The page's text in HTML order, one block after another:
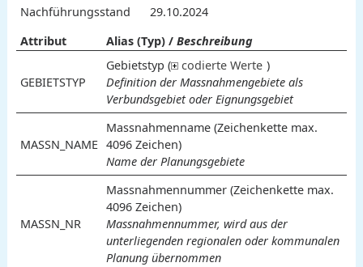
Nachführungsstand
29.10.2024
Attribut
Alias (Typ) / Beschreibung
GEBIETSTYP
Gebietstyp ( codierte Werte )
Definition der Massnahmengebiete als
Verbundsgebiet oder Eignungsgebiet
Wert
Bedeutung
2 Eignungsgebiet
98 andere
99 unbekannt
1
Verbundsgebiet
MASSN_NAME
Massnahmenname (Zeichenkette max.
4096 Zeichen)
Name der Planungsgebiete
MASSN_NR
Massnahmennummer (Zeichenkette max.
4096 Zeichen)
Massnahmennummer, wird aus der
unterliegenden regionalen oder kommunalen
Planung übernommen